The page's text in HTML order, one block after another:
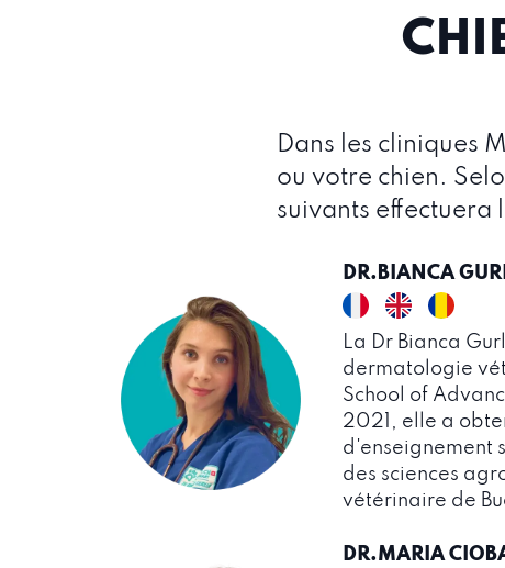
Dans les cliniques
ou votre chien.
suivants effectuera
DR.BIANCA
La Dr Bianca
dermatologie
School of
2021, elle a
d'enseignement
des sciences
vétérinaire de
DR.MARIA